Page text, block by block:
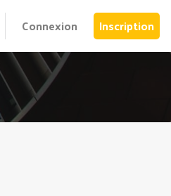
Connexion Inscription